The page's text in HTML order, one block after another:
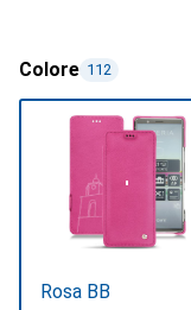
Colore 112
Rosa BB